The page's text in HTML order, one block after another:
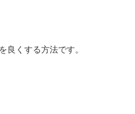
良くする方法です。